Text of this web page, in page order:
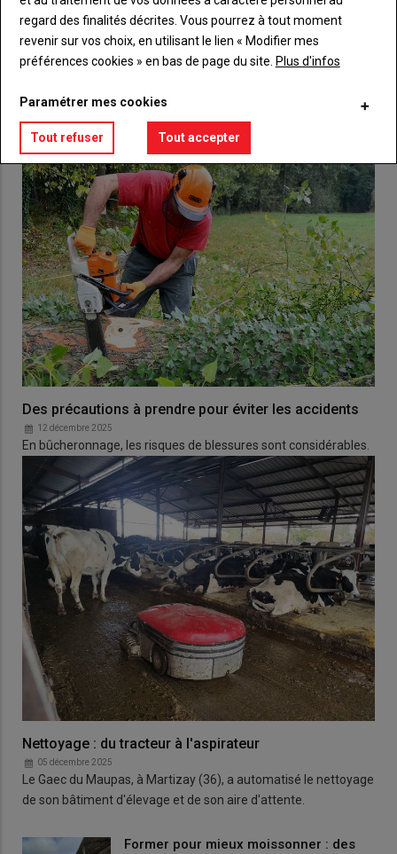
Lien Créez un compte
VOUS AIMEREZ AUSSI
Des précautions à prendre pour éviter les accidents
12 décembre 2025
En bûcheronnage, les risques de blessures sont considérables.
Nettoyage : du tracteur à l'aspirateur
05 décembre 2025
Le Gaec du Maupas, à Martizay (36), a automatisé le nettoyage
de son bâtiment d'élevage et de son aire d'attente.
Former pour mieux moissonner : des
regard des finalités décrites. Vous pourrez à tout moment
revenir sur vos choix, en utilisant le lien « Modifier mes
préférences cookies » en bas de page du site. Plus d'infos
Paramétrer mes cookies
Tout refuser Tout accepter